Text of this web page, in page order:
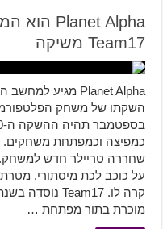
Team17 משיקה
כמפיצה וכמפתחת משחקים.
שחררה טריילר חדש
על כוכב לכת מיסתורי,
מוכרת בתור מפתחת …